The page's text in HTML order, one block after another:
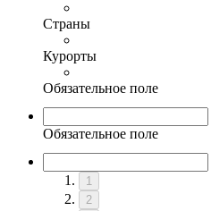
Страны
Курорты
Обязательное поле
Обязательное поле
1
2